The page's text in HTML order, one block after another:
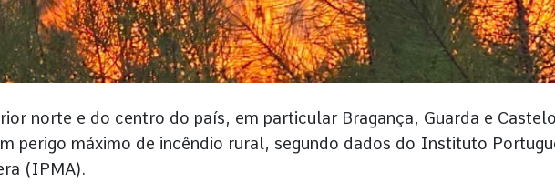
norte e do centro do país, em particular Bragança, Guarda e
perigo máximo de incêndio rural, segundo dados do Instituto
(IPMA).